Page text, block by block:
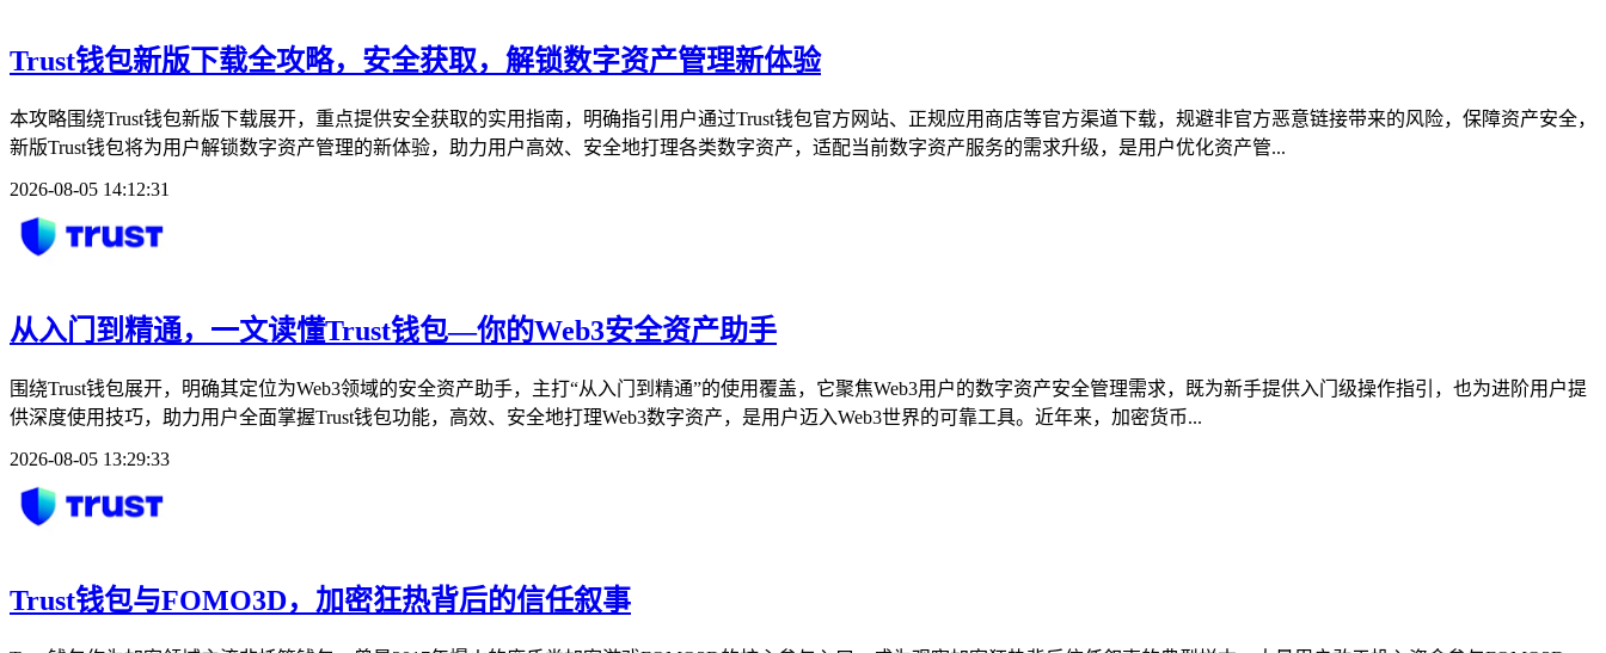
Trust钱包新版下载全攻略，安全获取，解锁数字资产管理新体验
本攻略围绕Trust钱包新版下载展开，重点提供安全获取的实用指南，明确指引用户通过Trust钱包官方网站、正规应用商店等官方渠道下载，规避非官方恶意链接带来的风险，保障资产安全，
新版Trust钱包将为用户解锁数字资产管理的新体验，助力用户高效、安全地打理各类数字资产，适配当前数字资产服务的需求升级，是用户优化资产管...
2026-08-05 14:12:31
从入门到精通，一文读懂Trust钱包—你的Web3安全资产助手
围绕Trust钱包展开，明确其定位为Web3领域的安全资产助手，主打“从入门到精通”的使用覆盖，它聚焦Web3用户的数字资产安全管理需求，既为新手提供入门级操作指引，也为进阶用户提
供深度使用技巧，助力用户全面掌握Trust钱包功能，高效、安全地打理Web3数字资产，是用户迈入Web3世界的可靠工具。近年来，加密货币...
2026-08-05 13:29:33
Trust钱包与FOMO3D，加密狂热背后的信任叙事